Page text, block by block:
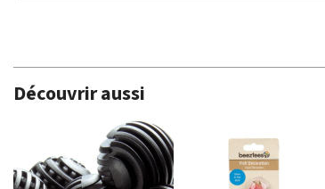
Découvrir aussi